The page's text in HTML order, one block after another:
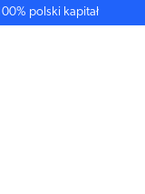
polski kapitał